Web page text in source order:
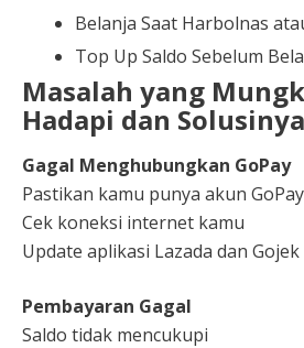
Belanja Saat Harbolnas
Top Up Saldo Sebelum
Masalah yang
Hadapi dan Solusinya
Gagal Menghubungkan GoPay
Pastikan kamu punya akun
Cek koneksi internet kamu
Update aplikasi Lazada dan
Pembayaran Gagal
Saldo tidak mencukupi